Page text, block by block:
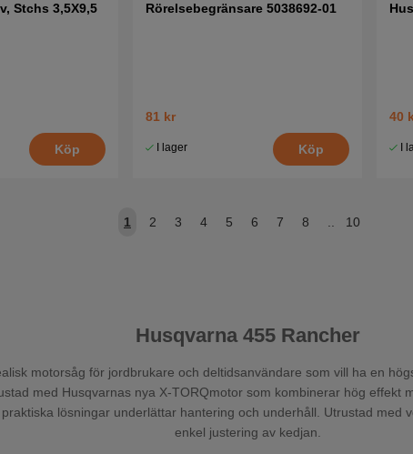
Stchs 3,5X9,5
Köp
Rörelsebegränsare 5038692-01
81 kr
I lager Köp
40
I
1 2 3 4 5 6 7 8 .. 10
Husqvarna 455 Rancher
motorsåg för jordbrukare och deltidsanvändare som vill ha en
med Husqvarnas nya X-TORQmotor som kombinerar hög effekt
lösningar underlättar hantering och underhåll. Utrustad med
enkel justering av kedjan.